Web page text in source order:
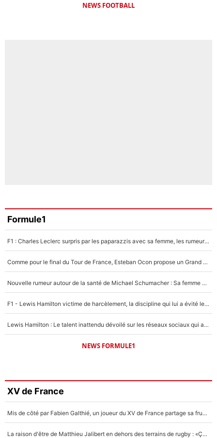
NEWS FOOTBALL
Formule1
F1 : Charles Leclerc surpris par les paparazzis avec sa femme, les rumeurs étaient vraies !
Comme pour le final du Tour de France, Esteban Ocon propose un Grand Prix de Formule 1 à Paris : «Autour de l’Arc de Triomphe, ce serait génial» !
Nouvelle rumeur autour de la santé de Michael Schumacher : Sa femme Corinna sort du silence
F1 - Lewis Hamilton victime de harcèlement, la discipline qui lui a évité le pire : «J'aurais probablement mal tourné»
Lewis Hamilton : Le talent inattendu dévoilé sur les réseaux sociaux qui a impressionné Kim Kardashian pendant leurs vacances en amoureux !
NEWS FORMULE1
XV de France
Mis de côté par Fabien Galthié, un joueur du XV de France partage sa frustration : «ils ne me l’ont pas dit tout de suite»
La raison d'être de Matthieu Jalibert en dehors des terrains de rugby : «Ça m'atteint autant que si tu touches à un membre de ma famille»